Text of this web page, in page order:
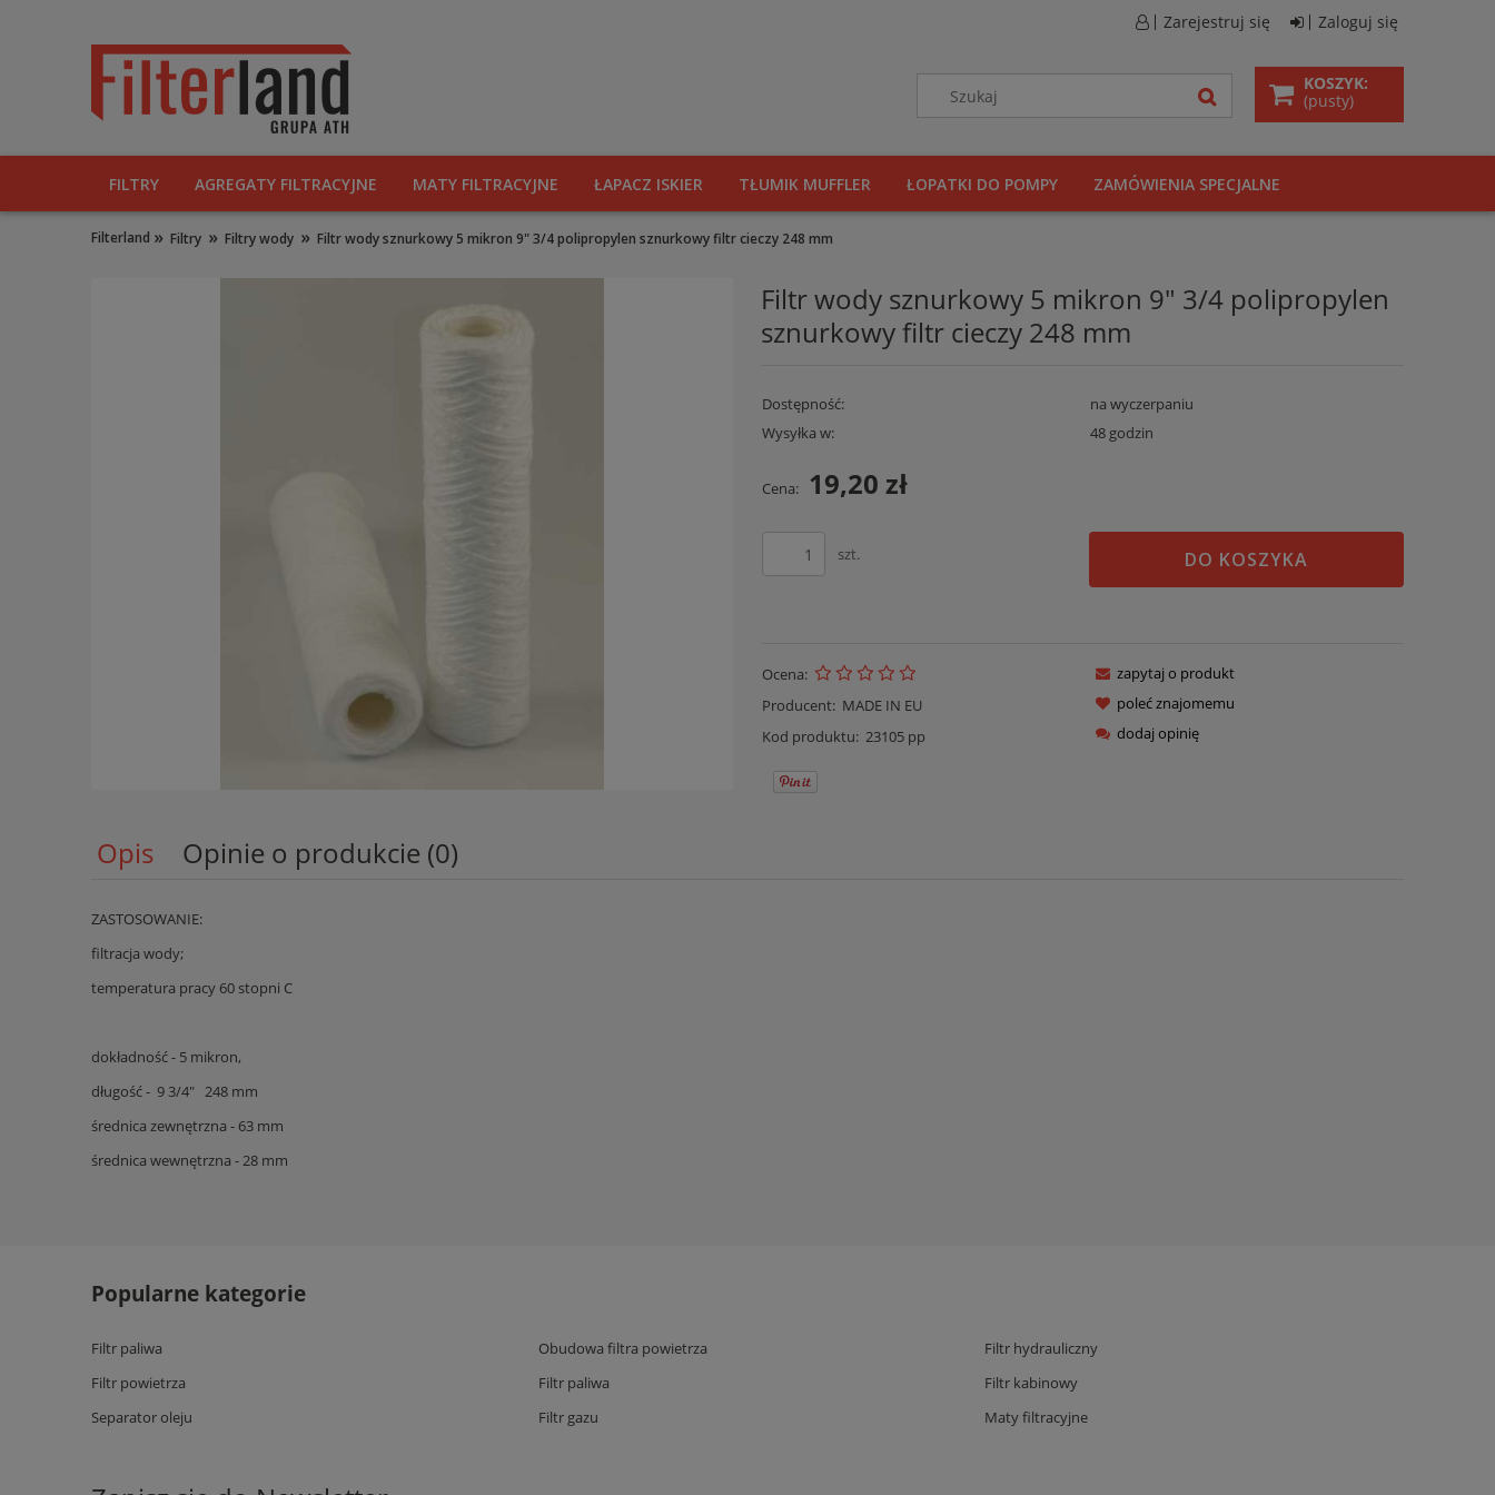
Zarejestruj się Zaloguj się
KOSZYK:
(pusty)
FILTRY AGREGATY FILTRACYJNE MATY FILTRACYJNE ŁAPACZ ISKIER TŁUMIK MUFFLER ŁOPATKI DO POMPY ZAMÓWIENIA SPECJALNE
Filterland » Filtry » Filtry wody » Filtr wody sznurkowy 5 mikron 9" 3/4 polipropylen sznurkowy filtr cieczy 248 mm
Filtr wody sznurkowy 5 mikron 9" 3/4 polipropylen
sznurkowy filtr cieczy 248 mm
Dostępność:
na wyczerpaniu
Wysyłka w:
48 godzin
Cena: 19,20 zł
szt. DO KOSZYKA
Ocena:
Producent: MADE IN EU
Kod produktu: 23105 pp
zapytaj o produkt
poleć znajomemu
dodaj opinię
Opis Opinie o produkcie (0)
ZASTOSOWANIE:
filtracja wody;
temperatura pracy 60 stopni C
dokładność - 5 mikron,
długość - 9 3/4" 248 mm
średnica zewnętrzna - 63 mm
średnica wewnętrzna - 28 mm
Popularne kategorie
Filtr paliwa
Filtr powietrza
Separator oleju
Obudowa filtra powietrza
Filtr paliwa
Filtr gazu
Filtr hydrauliczny
Filtr kabinowy
Maty filtracyjne